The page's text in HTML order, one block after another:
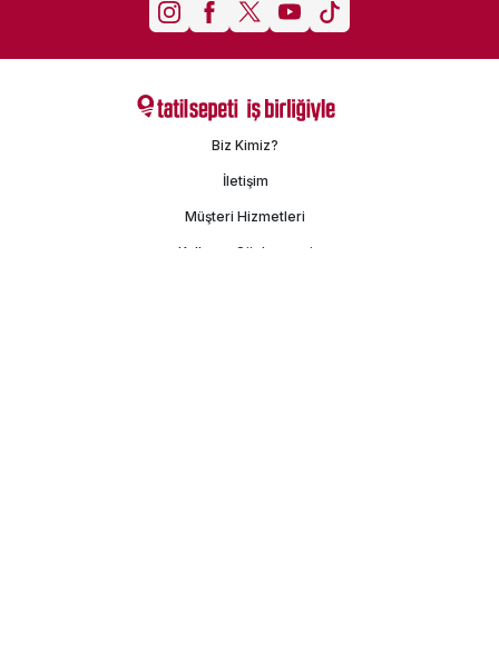
Biz Kimiz?
İletişim
Müşteri Hizmetleri
Kullanım Sözleşmesi